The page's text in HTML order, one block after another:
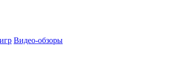
Видео-обзоры